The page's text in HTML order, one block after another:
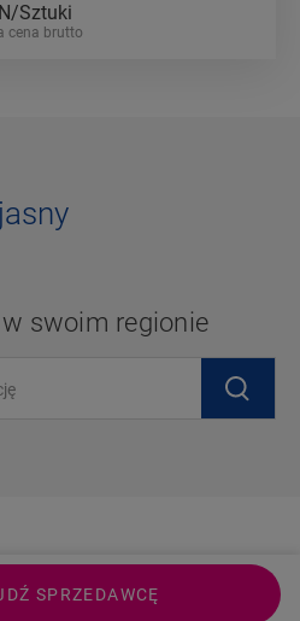
Sztuki
cena brutto
swoim regionie
SPRZEDAWCĘ